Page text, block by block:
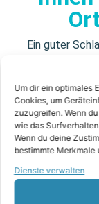
Um dir ein optimales
Cookies, um
zuzugreifen. Wenn
wie das
Wenn du deine
bestimmte Merkmale
Dienste verwalten
Ort
Ein guter
Lösung, die
Ihnen passt.
beraten wir
Wunsch direkt
Ihnen zuhause
wir Ihre